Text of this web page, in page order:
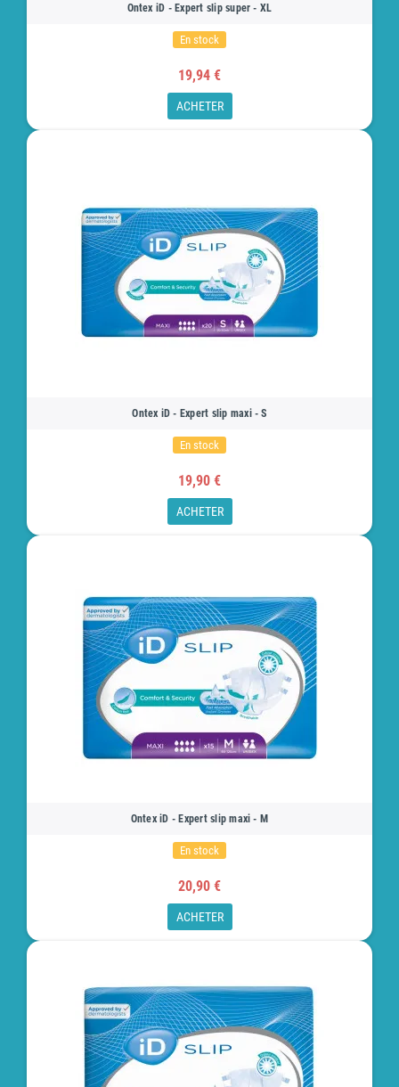
Ontex iD - Expert slip super - XL
En stock
19,94 €
ACHETER
Ontex iD - Expert slip maxi - S
En stock
19,90 €
ACHETER
Ontex iD - Expert slip maxi - M
En stock
20,90 €
ACHETER